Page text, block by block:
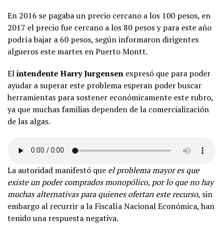
En 2016 se pagaba un precio cercano a los 100 pesos, en
2017 el precio fue cercano a los 80 pesos y para este año
podría bajar a 60 pesos, según informaron dirigentes
algueros este martes en Puerto Montt.
Elintendente Harry Jurgensen expresó que para poder
ayudar a superar este problema esperan poder buscar
herramientas para sostener económicamente este rubro,
ya que muchas familias dependen de la comercialización
de las algas.
La autoridad manifestó que el problema mayor es que
existe un poder comprados monopólico, por lo que no hay
muchas alternativas para quienes ofertan este recurso, sin
embargo al recurrir a la Fiscalía Nacional Económica, han
tenido una respuesta negativa.